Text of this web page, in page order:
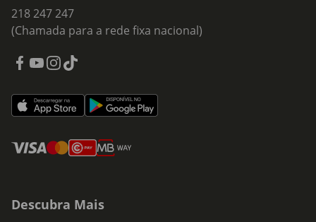
218 247 247
(Chamada para a rede fixa nacional)
Descubra Mais